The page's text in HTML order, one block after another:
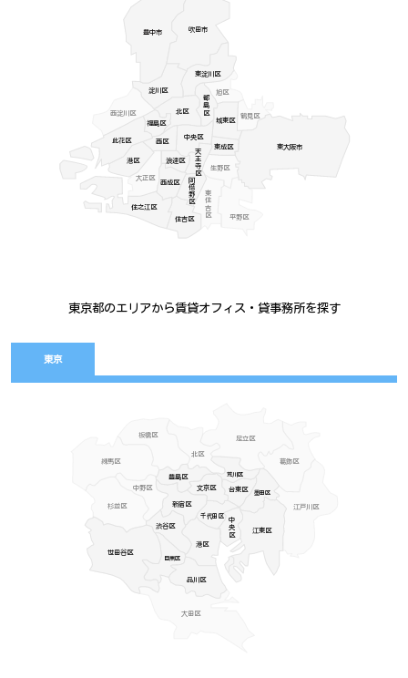
淀川区
豊中­­­市 吹田市
東淀川区
旭区
都島区
北区
鶴見区
城東区
東成区
生野区
平野区
東住吉区
住吉区
阿倍野区
中央区
天王寺区
浪速区
福島区
西区
西淀川区
此花区
港区
大正区
西成区
住之江区
東大阪市
東京都のエリアから賃貸オフィス・貸事務所を探す
東京
葛飾区
中央区
足立区
台東区
千代田区
荒川区
文京区
北区
港区
新宿区
豊島区
渋谷区
板橋区
中野区
練馬区
目黒区
大田区
世田谷区
杉並区
品川区
墨田区
江戸川区
江東区